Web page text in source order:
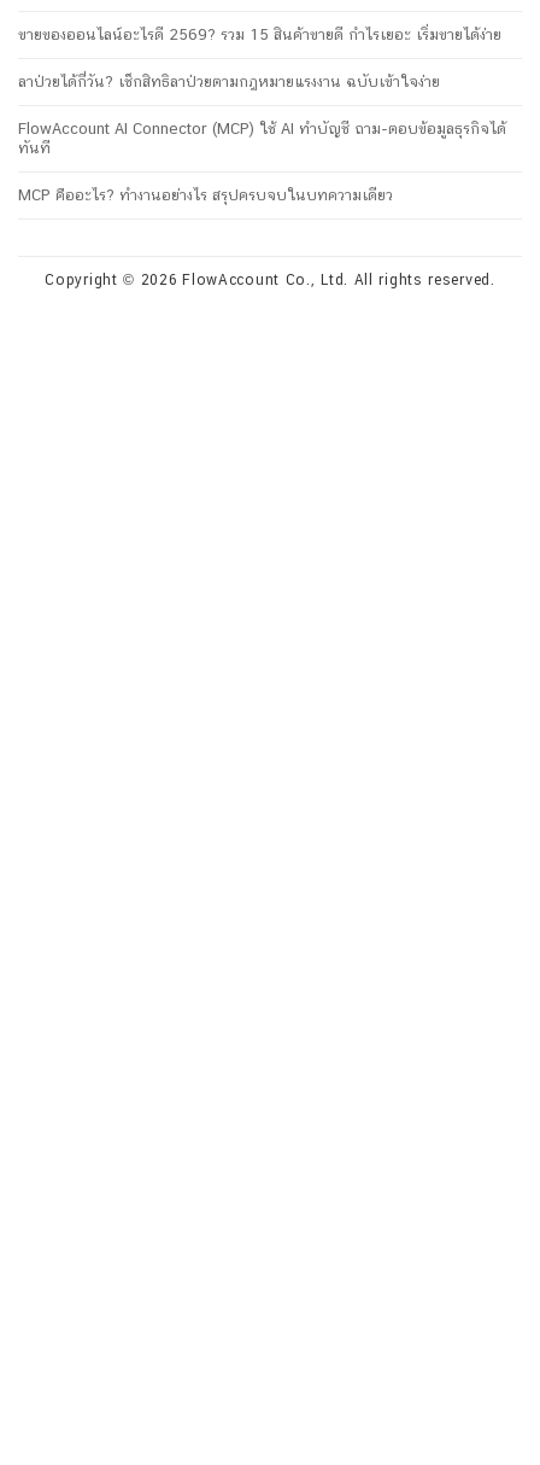
ขายของออนไลน์อะไรดี 2569? รวม 15 สินค้าขายดี กำไรเยอะ เริ่มขายได้ง่าย
ลาป่วยได้กี่วัน? เช็กสิทธิลาป่วยตามกฎหมายแรงงาน ฉบับเข้าใจง่าย
FlowAccount AI Connector (MCP) ใช้ AI ทำบัญชี ถาม-ตอบข้อมูลธุรกิจได้
ทันที
MCP คืออะไร? ทำงานอย่างไร สรุปครบจบในบทความเดียว
Copyright © 2026 FlowAccount Co., Ltd. All rights reserved.